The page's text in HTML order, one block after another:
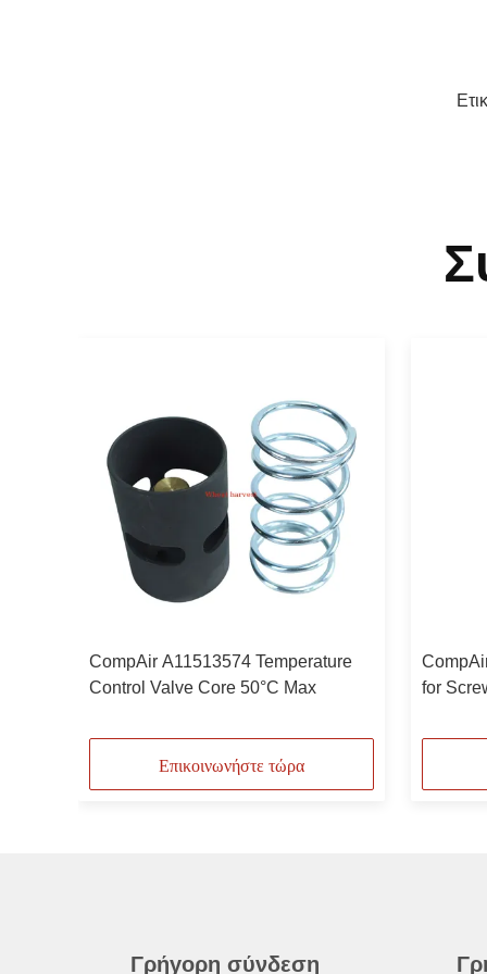
CompAir A11513574 Temperature
Control Valve Core 50°C Max
Επικοινωνήστε τώρα
for
Γρήγορη σύνδεση